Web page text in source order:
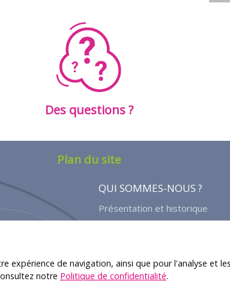
Des questions ?
Plan du site
QUI SOMMES-NOUS ?
Présentation et historique
Questions / Réponses
expérience de navigation, ainsi que pour l'analyse et
notre Politique de confidentialité.